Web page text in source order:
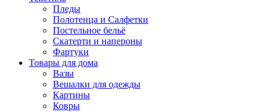
Пледы
Полотенца и Салфетки
Постельное бельё
Скатерти и напероны
Фартуки
Товары для дома
Вазы
Вешалки для одежды
Картины
Ковры